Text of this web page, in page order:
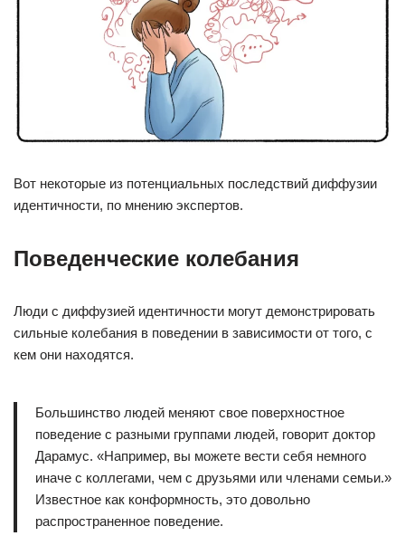
Вот некоторые из потенциальных последствий диффузии
идентичности, по мнению экспертов.
Поведенческие колебания
Люди с диффузией идентичности могут демонстрировать
сильные колебания в поведении в зависимости от того, с
кем они находятся.
Большинство людей меняют свое поверхностное
поведение с разными группами людей, говорит доктор
Дарамус. «Например, вы можете вести себя немного
иначе с коллегами, чем с друзьями или членами семьи.»
Известное как конформность, это довольно
распространенное поведение.